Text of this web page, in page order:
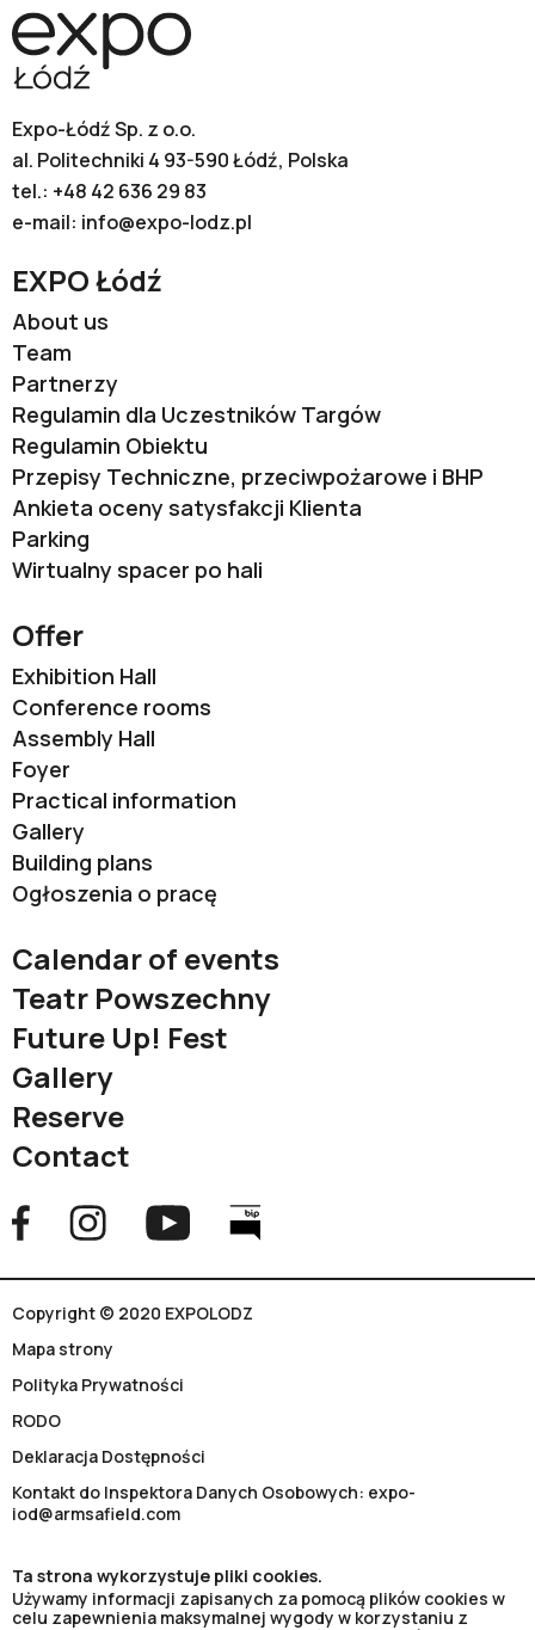
Expo-Łódź Sp. z o.o.
al. Politechniki 4 93-590 Łódź, Polska
tel.: +48 42 636 29 83
e-mail: info@expo-lodz.pl
EXPO Łódź
About us
Team
Partnerzy
Regulamin dla Uczestników Targów
Regulamin Obiektu
Przepisy Techniczne, przeciwpożarowe i BHP
Ankieta oceny satysfakcji Klienta
Parking
Wirtualny spacer po hali
Offer
Exhibition Hall
Conference rooms
Assembly Hall
Foyer
Practical information
Gallery
Building plans
Ogłoszenia o pracę
Calendar of events
Teatr Powszechny
Future Up! Fest
Gallery
Reserve
Contact
Copyright © 2020 EXPOLODZ
Mapa strony
Polityka Prywatności
RODO
Deklaracja Dostępności
Kontakt do Inspektora Danych Osobowych: expo-
iod@armsafield.com
Ta strona wykorzystuje pliki cookies.
Używamy informacji zapisanych za pomocą plików cookies w
celu zapewnienia maksymalnej wygody w korzystaniu z